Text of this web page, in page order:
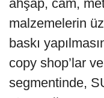
ahşap, cam,
malzemelerin
baskı
copy shop’lar
segmentinde,